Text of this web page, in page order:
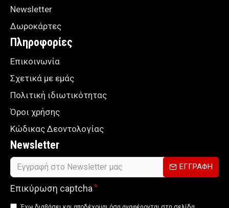
Newsletter
Δωροκάρτες
Πληροφορίες
Επικοινωνία
Σχετικά με εμάς
Πολιτική ιδιωτικότητας
Όροι χρήσης
Κώδικας Δεοντολογίας
Newsletter
ΕΓΓΡΑΦΗ
Επικύρωση captcha